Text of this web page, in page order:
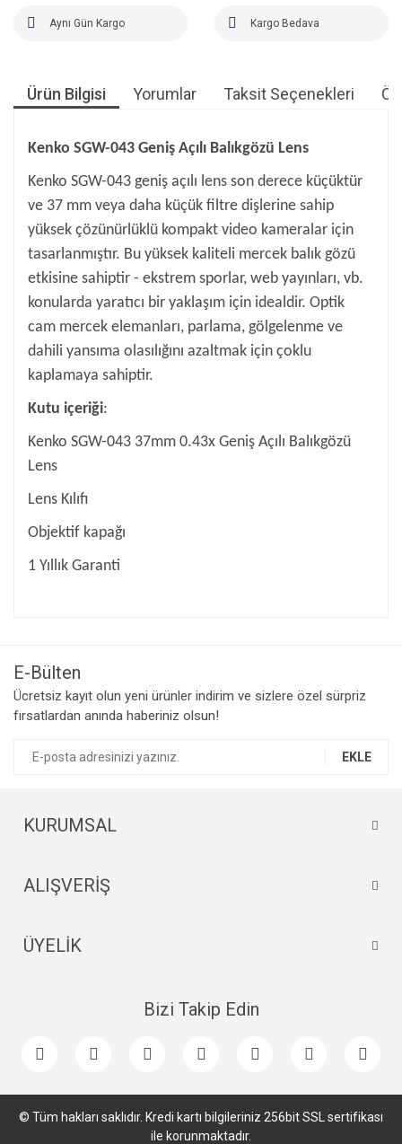
Aynı Gün Kargo Kargo Bedava
Ürün Bilgisi Yorumlar Taksit Seçenekleri
Kenko SGW-043 Geniş Açılı Balıkgözü Lens
Kenko SGW-043 geniş açılı lens son derece küçüktür
ve 37 mm veya daha küçük filtre dişlerine sahip
yüksek çözünürlüklü kompakt video kameralar için
tasarlanmıştır. Bu yüksek kaliteli mercek balık gözü
etkisine sahiptir - ekstrem sporlar, web yayınları, vb.
konularda yaratıcı bir yaklaşım için idealdir. Optik
cam mercek elemanları, parlama, gölgelenme ve
dahili yansıma olasılığını azaltmak için çoklu
kaplamaya sahiptir.
Kutu içeriği:
Kenko SGW-043 37mm 0.43x Geniş Açılı Balıkgözü
Lens
Lens Kılıfı
Objektif kapağı
1 Yıllık Garanti
Ürün resmi kalitesiz, bozuk veya görüntülenemiyor.
Ürün açıklamasında eksik bilgiler bulunuyor.
E-Bülten
Ücretsiz kayıt olun yeni ürünler indirim ve sizlere özel sürpriz
fırsatlardan anında haberiniz olsun!
EKLE
KURUMSAL
ALIŞVERİŞ
ÜYELİK
Bizi Takip Edin
© Tüm hakları saklıdır. Kredi kartı bilgileriniz 256bit SSL sertifikası
ile korunmaktadır.